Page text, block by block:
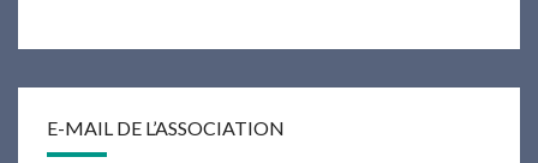
E-MAIL DE L’ASSOCIATION